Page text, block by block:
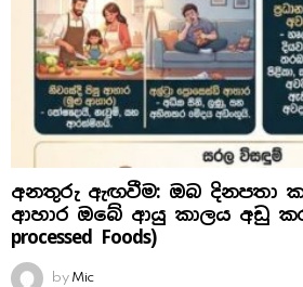
අනතුරු ඇඟවීම: ඔබ දිනපතා
ආහාර ඔබේ ආයු කාලය අඩු
processed Foods)
by Mic